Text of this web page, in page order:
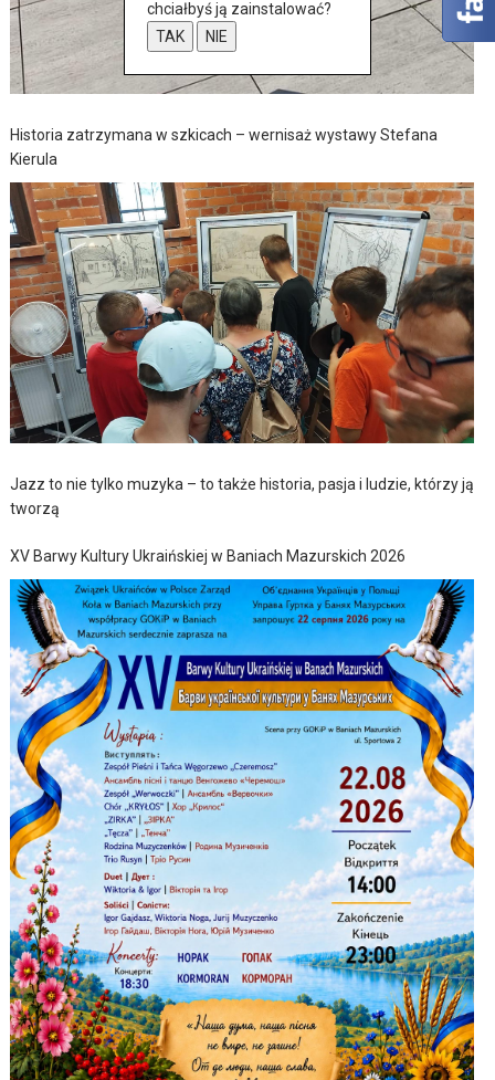
Historia zatrzymana w szkicach – wernisaż wystawy Stefana
Kierula
Jazz to nie tylko muzyka – to także historia, pasja i ludzie, którzy ją
tworzą
XV Barwy Kultury Ukraińskiej w Baniach Mazurskich 2026
chciałbyś ją zainstalować?
TAK
NIE